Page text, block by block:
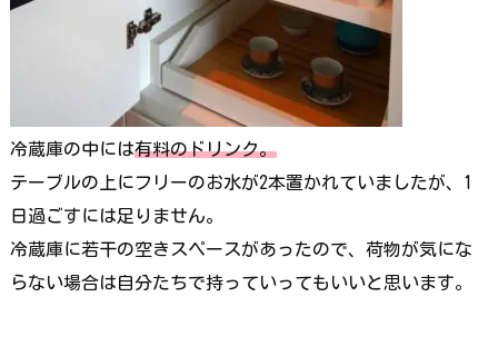
冷蔵庫の中には有料のドリンク。
テーブルの上にフリーのお水が2本置かれていましたが、1
日過ごすには足りません。
冷蔵庫に若干の空きスペースがあったので、荷物が気にな
らない場合は自分たちで持っていってもいいと思います。